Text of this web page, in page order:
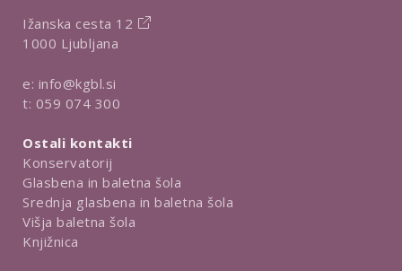
Ižanska cesta 12
1000 Ljubljana
e: info@kgbl.si
t: 059 074 300
Ostali kontakti
Konservatorij
Glasbena in baletna šola
Srednja glasbena in baletna šola
Višja baletna šola
Knjižnica